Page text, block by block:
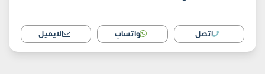
اتصل واتساب الايميل